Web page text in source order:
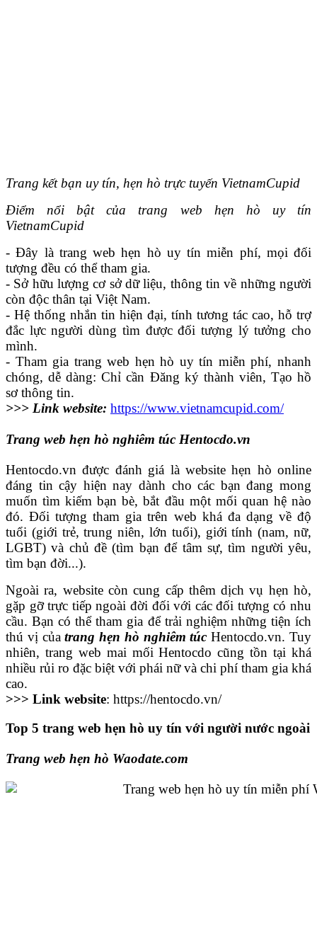
Trang kết bạn uy tín, hẹn hò trực tuyến VietnamCupid
Điểm nổi bật của trang web hẹn hò uy tín
VietnamCupid
- Đây là trang web hẹn hò uy tín miễn phí, mọi đối
tượng đều có thể tham gia.
- Sở hữu lượng cơ sở dữ liệu, thông tin về những người
còn độc thân tại Việt Nam.
- Hệ thống nhắn tin hiện đại, tính tương tác cao, hỗ trợ
đắc lực người dùng tìm được đối tượng lý tưởng cho
mình.
- Tham gia trang web hẹn hò uy tín miễn phí, nhanh
chóng, dễ dàng: Chỉ cần Đăng ký thành viên, Tạo hồ
sơ thông tin.
>>> Link website: https://www.vietnamcupid.com/
Trang web hẹn hò nghiêm túc Hentocdo.vn
Hentocdo.vn được đánh giá là website hẹn hò online
đáng tin cậy hiện nay dành cho các bạn đang mong
muốn tìm kiếm bạn bè, bắt đầu một mối quan hệ nào
đó. Đối tượng tham gia trên web khá đa dạng về độ
tuổi (giới trẻ, trung niên, lớn tuổi), giới tính (nam, nữ,
LGBT) và chủ đề (tìm bạn để tâm sự, tìm người yêu,
tìm bạn đời...).
Ngoài ra, website còn cung cấp thêm dịch vụ hẹn hò,
gặp gỡ trực tiếp ngoài đời đối với các đối tượng có nhu
cầu. Bạn có thể tham gia để trải nghiệm những tiện ích
thú vị củatrang hẹn hò nghiêm túc Hentocdo.vn. Tuy
nhiên, trang web mai mối Hentocdo cũng tồn tại khá
nhiều rủi ro đặc biệt với phái nữ và chi phí tham gia khá
cao.
>>> Link website: https://hentocdo.vn/
Top 5 trang web hẹn hò uy tín với người nước ngoài
Trang web hẹn hò Waodate.com